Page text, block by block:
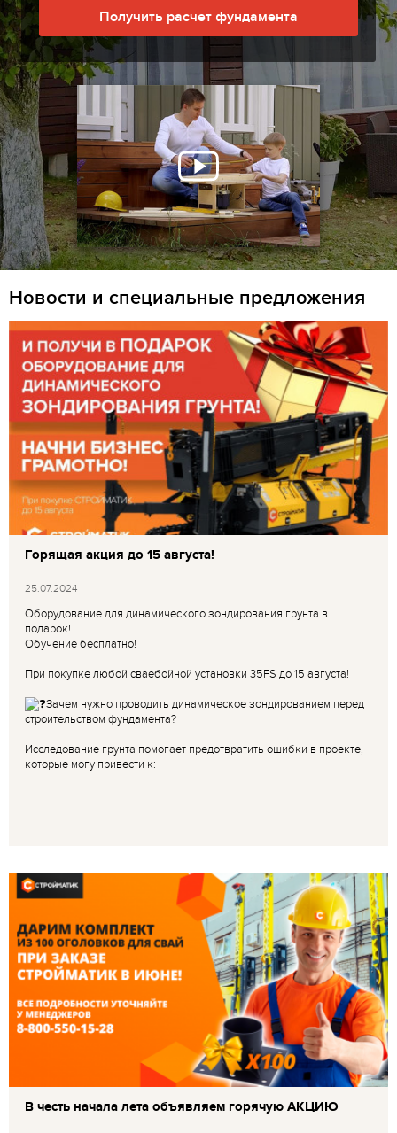
Получить расчет фундамента
Новости и специальные предложения
Горящая акция до 15 августа!
25.07.2024
Оборудование для динамического зондирования грунта в
подарок!
Обучение бесплатно!
При покупке любой сваебойной установки 35FS до 15 августа!
Зачем нужно проводить динамическое зондированием перед
строительством фундамента?
Исследование грунта помогает предотвратить ошибки в проекте,
которые могу привести к:
В честь начала лета объявляем горячую АКЦИЮ